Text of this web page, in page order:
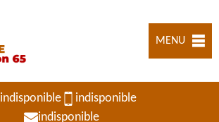
MENU
indisponible
indisponible
indisponible